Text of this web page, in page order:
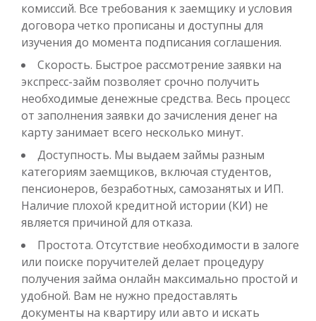
Получить
Переведём в долг
до 50 000₽
от 1до 21 дня
Получить
комиссий. Все требования к заемщику и условия
договора четко прописаны и доступны для
изучения до момента подписания соглашения.
Скорость. Быстрое рассмотрение заявки на
экспресс-займ позволяет срочно получить
необходимые денежные средства. Весь процесс
от заполнения заявки до зачисления денег на
карту занимает всего несколько минут.
Доступность. Мы выдаем займы разным
категориям заемщиков, включая студентов,
пенсионеров, безработных, самозанятых и ИП.
Наличие плохой кредитной истории (КИ) не
является причиной для отказа.
Простота. Отсутствие необходимости в залоге
или поиске поручителей делает процедуру
получения займа онлайн максимально простой и
удобной. Вам не нужно предоставлять
документы на квартиру или авто и искать